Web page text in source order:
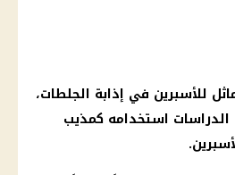
للأسبرين في إذابة الجلطات،
استخدامه كمذيب